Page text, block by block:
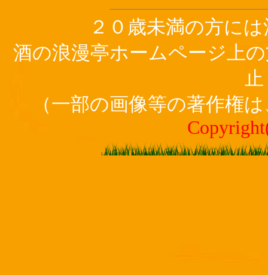
２０歳未満の方に
酒の浪漫亭ホームページ上
（一部の画像等の著作権